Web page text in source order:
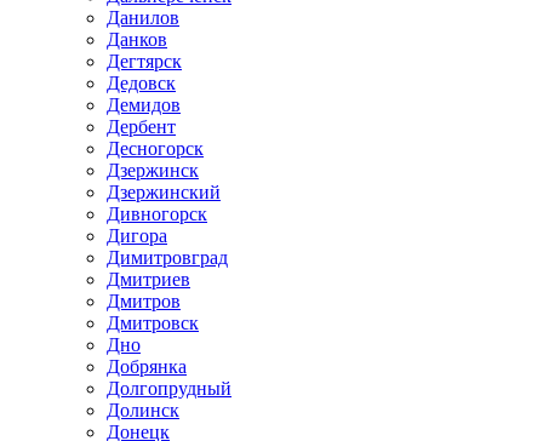
Данилов
Данков
Дегтярск
Дедовск
Демидов
Дербент
Десногорск
Дзержинск
Дзержинский
Дивногорск
Дигора
Димитровград
Дмитриев
Дмитров
Дмитровск
Дно
Добрянка
Долгопрудный
Долинск
Донецк